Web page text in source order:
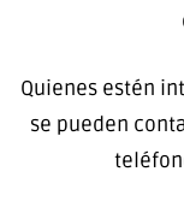
Quienes estén
se pueden